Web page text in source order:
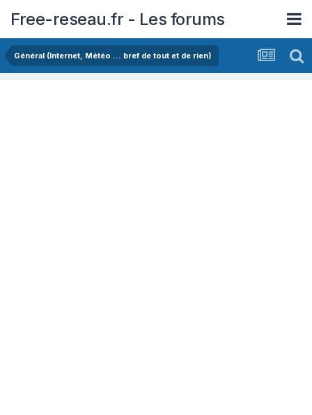
Free-reseau.fr - Les forums
Général (Internet, Météo ... bref de tout et de rien)